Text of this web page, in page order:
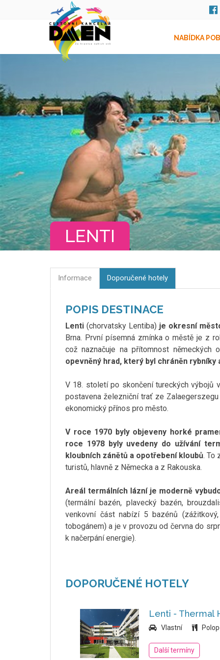
NABÍDKA
LENTI
Informace Doporučené hotely
POPIS DESTINACE
Lenti (chorvatsky Lentiba) je okresní
Brna. První písemná zmínka o městě je z
což naznačuje na přítomnost německých
opevněný hrad, který byl chráněn
V 18. století po skončení tureckých výbojů
postavena železniční trať ze
ekonomický přínos pro město.
V roce 1970 byly objeveny horké
roce 1978 byly uvedeny do užívání
kloubních zánětů a opotřebení kloubů. To
turistů, hlavně z Německa a z Rakouska.
Areál termálních lázní je moderně
(termální bazén, plavecký bazén,
venkovní část nabízí 5 bazénů
tobogánem) a je v provozu od června do
k načerpání energie).
DOPORUČENÉ HOTELY
Lenti - Thermal
Vlastní
Další termíny